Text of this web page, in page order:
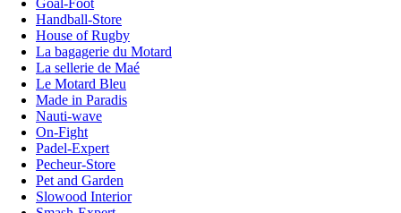
Handball-Store
House of Rugby
La bagagerie du Motard
La sellerie de Maé
Le Motard Bleu
Made in Paradis
Nauti-wave
On-Fight
Padel-Expert
Pecheur-Store
Pet and Garden
Slowood Interior